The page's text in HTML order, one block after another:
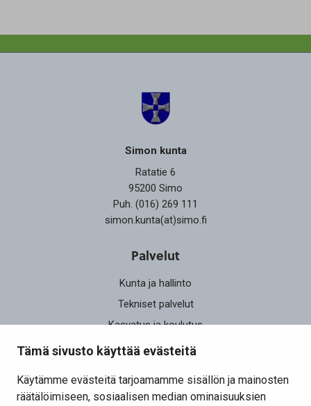
Tämä sivusto käyttää evästeitä
Käytämme evästeitä tarjoamamme sisällön ja mainosten
räätälöimiseen, sosiaalisen median ominaisuuksien
Simon kunta
Ratatie 6
95200 Simo
Puh. (016) 269 111
simon.kunta(at)simo.fi
Palvelut
Kunta ja hallinto
Tekniset palvelut
Kasvatus ja koulutus
Elinvoima
Osallistu ja vaikuta